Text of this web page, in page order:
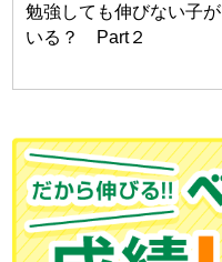
勉強しても伸びない子が
いる？ Part２